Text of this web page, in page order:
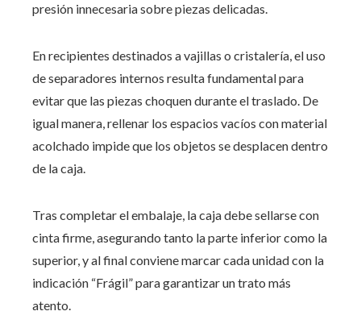
presión innecesaria sobre piezas delicadas.
En recipientes destinados a vajillas o cristalería, el uso
de separadores internos resulta fundamental para
evitar que las piezas choquen durante el traslado. De
igual manera, rellenar los espacios vacíos con material
acolchado impide que los objetos se desplacen dentro
de la caja.
Tras completar el embalaje, la caja debe sellarse con
cinta firme, asegurando tanto la parte inferior como la
superior, y al final conviene marcar cada unidad con la
indicación “Frágil” para garantizar un trato más
atento.